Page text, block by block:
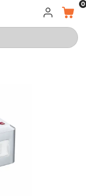
LOGGA IN
KORG
0